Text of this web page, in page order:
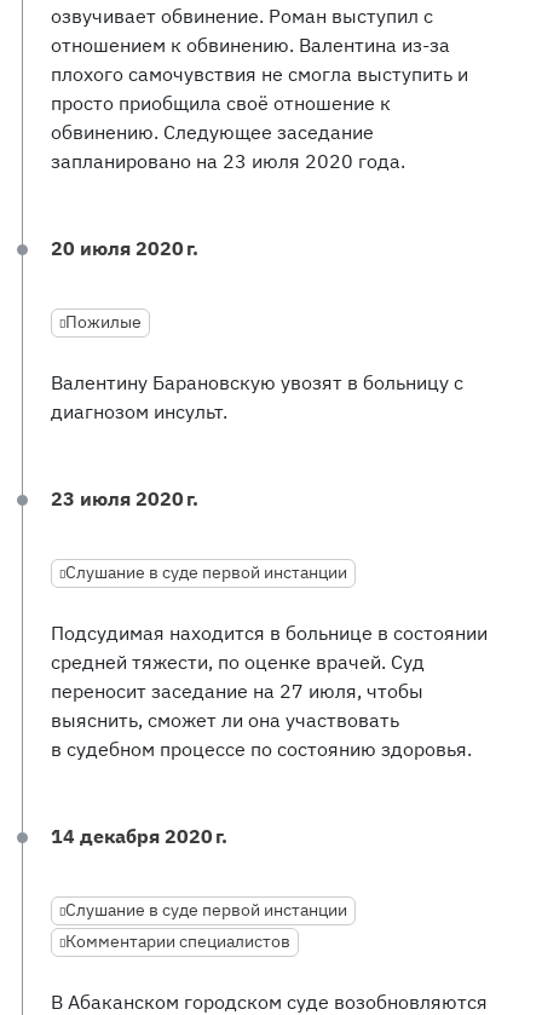
озвучивает обвинение. Роман выступил с
отношением к обвинению. Валентина из-за
плохого самочувствия не смогла выступить и
просто приобщила своё отношение к
обвинению. Следующее заседание
запланировано на 23 июля 2020 года.
20 июля 2020 г.
Пожилые
Валентину Барановскую увозят в больницу с
диагнозом инсульт.
23 июля 2020 г.
Слушание в суде первой инстанции
Подсудимая находится в больнице в состоянии
средней тяжести, по оценке врачей. Суд
переносит заседание на 27 июля, чтобы
выяснить, сможет ли она участвовать
в судебном процессе по состоянию здоровья.
14 декабря 2020 г.
Слушание в суде первой инстанции
Комментарии специалистов
В Абаканском городском суде возобновляются